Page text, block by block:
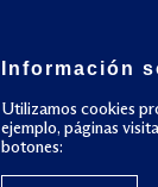
Información
Utilizamos cookies
ejemplo, páginas
botones: